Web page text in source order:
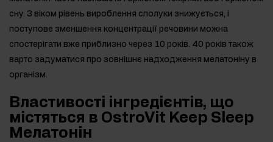
сну. З віком рівень вироблення сполуки знижується, і
поступове зменшення концентрації речовини можна
спостерігати вже приблизно через 10 років. 40 років також
варто задуматися про зовнішнє надходження мелатоніну в
організм.
Властивості інгредієнтів, що
містяться в OstroVit Keep Sleep
Мелатонін